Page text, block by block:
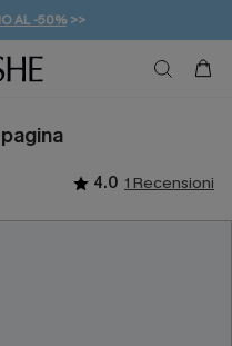
AL -50%>>
DA 49€
20% DI SCONTO*
4.0 1 Recensioni